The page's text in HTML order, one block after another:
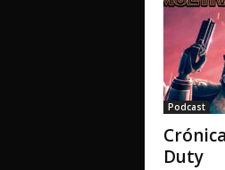
Podcast
Duty